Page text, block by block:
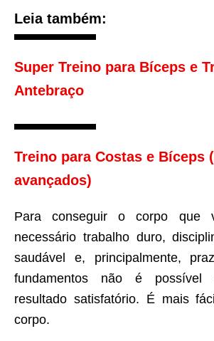
Leia também:
Super Treino para Bíceps e
Antebraço
Treino para Costas e Bíceps
avançados)
Para conseguir o corpo que
necessário trabalho duro,
saudável e, principalmente,
fundamentos não é
resultado satisfatório. É mais
corpo.